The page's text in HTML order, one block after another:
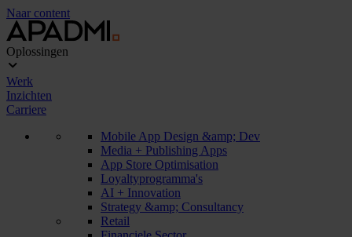
Naar content
Oplossingen
Werk
Inzichten
Carriere
Mobile App Design &amp; Dev
Media + Publishing Apps
App Store Optimisation
Loyaltyprogramma's
AI + Innovation
Strategy &amp; Consultancy
Retail